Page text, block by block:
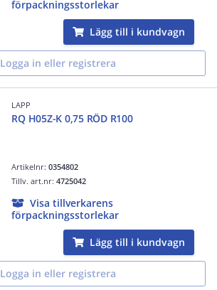
förpackningsstorlekar
Lägg till i kundvagn
Logga in eller registrera
LAPP
RQ H05Z-K 0,75 RÖD R100
Artikelnr:0354802
Tillv. art.nr:4725042
Visa tillverkarens
förpackningsstorlekar
Lägg till i kundvagn
Logga in eller registrera